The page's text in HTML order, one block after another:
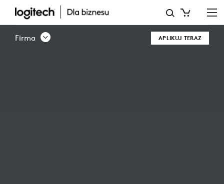
DLACZEGO
WARTO
Firma APLIKUJ TERAZ